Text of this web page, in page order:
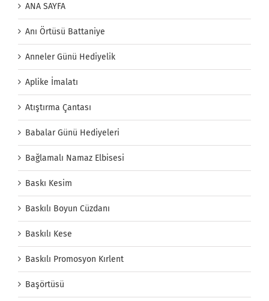
ANA SAYFA
Anı Örtüsü Battaniye
Anneler Günü Hediyelik
Aplike İmalatı
Atıştırma Çantası
Babalar Günü Hediyeleri
Bağlamalı Namaz Elbisesi
Baskı Kesim
Baskılı Boyun Cüzdanı
Baskılı Kese
Baskılı Promosyon Kırlent
Başörtüsü